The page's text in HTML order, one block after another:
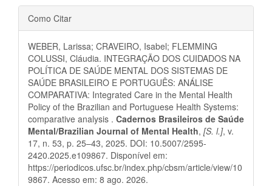
Detalhes
do
artigo
Como Citar
WEBER, Larissa; CRAVEIRO, Isabel; FLEMMING
COLUSSI, Cláudia. INTEGRAÇÃO DOS CUIDADOS NA
POLÍTICA DE SAÚDE MENTAL DOS SISTEMAS DE
SAÚDE BRASILEIRO E PORTUGUÊS: ANÁLISE
COMPARATIVA: Integrated Care in the Mental Health
Policy of the Brazilian and Portuguese Health Systems:
comparative analysis . Cadernos Brasileiros de Saúde
Mental/Brazilian Journal of Mental Health, [S. l.], v.
17, n. 53, p. 25–43, 2025. DOI: 10.5007/2595-
2420.2025.e109867. Disponível em:
https://periodicos.ufsc.br/index.php/cbsm/article/view/10
9867. Acesso em: 8 ago. 2026.